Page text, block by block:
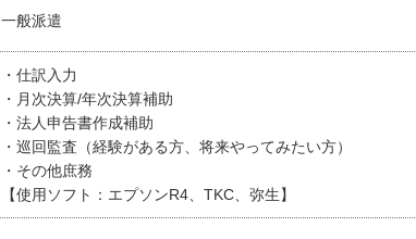
一般派遣
・仕訳入力
・月次決算/年次決算補助
・法人申告書作成補助
・巡回監査（経験がある方、将来やってみたい方）
・その他庶務
【使用ソフト：エプソンR4、TKC、弥生】